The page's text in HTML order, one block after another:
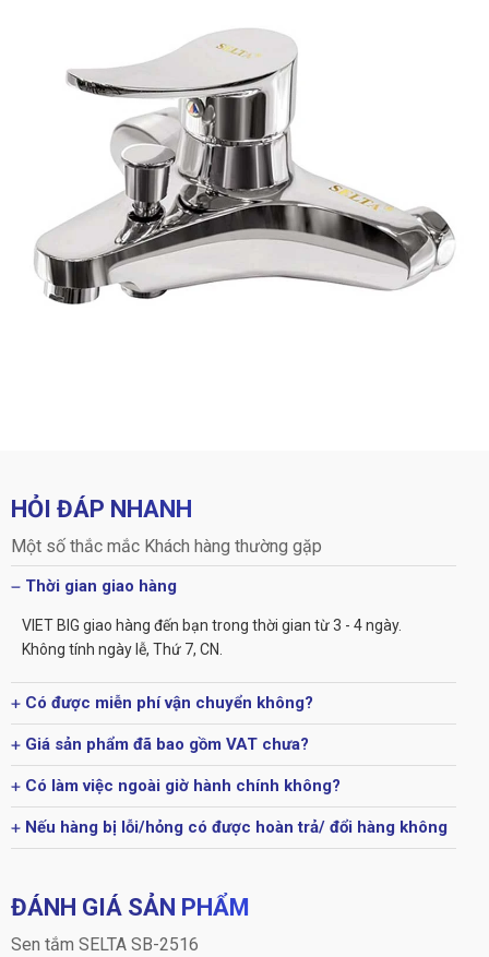
HỎI ĐÁP NHANH
Một số thắc mắc Khách hàng thường gặp
Thời gian giao hàng
VIET BIG giao hàng đến bạn trong thời gian từ 3 - 4 ngày.
Không tính ngày lễ, Thứ 7, CN.
Có được miễn phí vận chuyển không?
Giá sản phẩm đã bao gồm VAT chưa?
Có làm việc ngoài giờ hành chính không?
Nếu hàng bị lỗi/hỏng có được hoàn trả/ đổi hàng không
ĐÁNH GIÁ SẢN PHẨM
Sen tắm SELTA SB-2516